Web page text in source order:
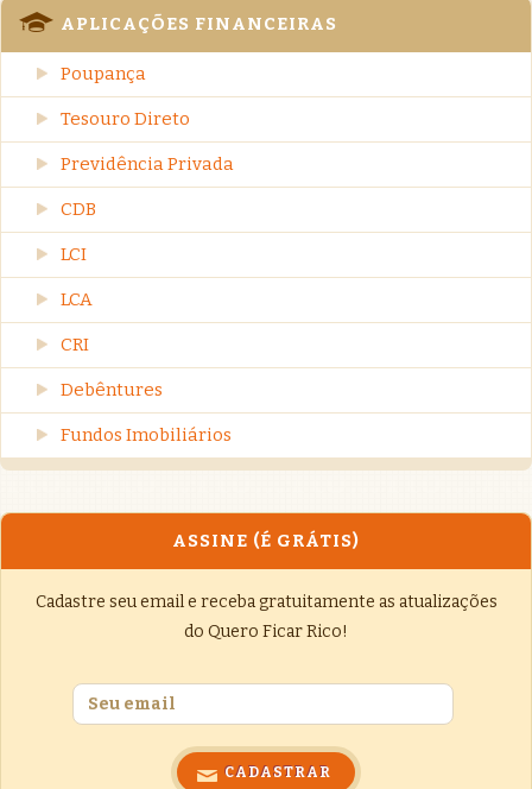
APLICAÇÕES FINANCEIRAS
Poupança
Tesouro Direto
Previdência Privada
CDB
LCI
LCA
CRI
Debêntures
Fundos Imobiliários
ASSINE (É GRÁTIS)
Cadastre seu email e receba gratuitamente as atualizações
do Quero Ficar Rico!